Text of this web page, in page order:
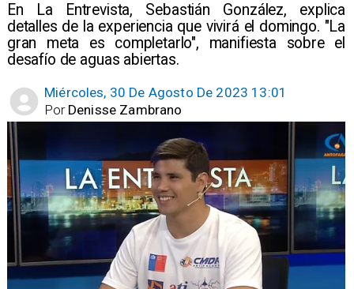
En La Entrevista, Sebastián González, explica
detalles de la experiencia que vivirá el domingo. "La
gran meta es completarlo", manifiesta sobre el
desafío de aguas abiertas.
Miércoles, 30 De Agosto De 2023 13:01
Denisse Zambrano
Por